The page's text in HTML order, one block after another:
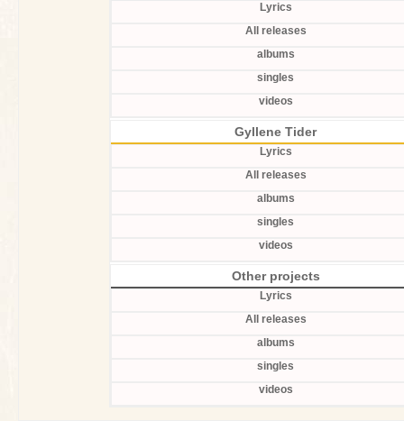
Lyrics
All releases
albums
singles
videos
Gyllene Tider
Lyrics
All releases
albums
singles
videos
Other projects
Lyrics
All releases
albums
singles
videos